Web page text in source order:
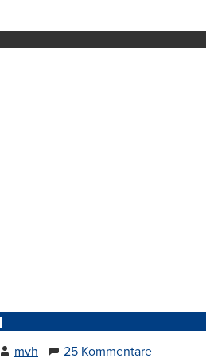
mvh 25 Kommentare